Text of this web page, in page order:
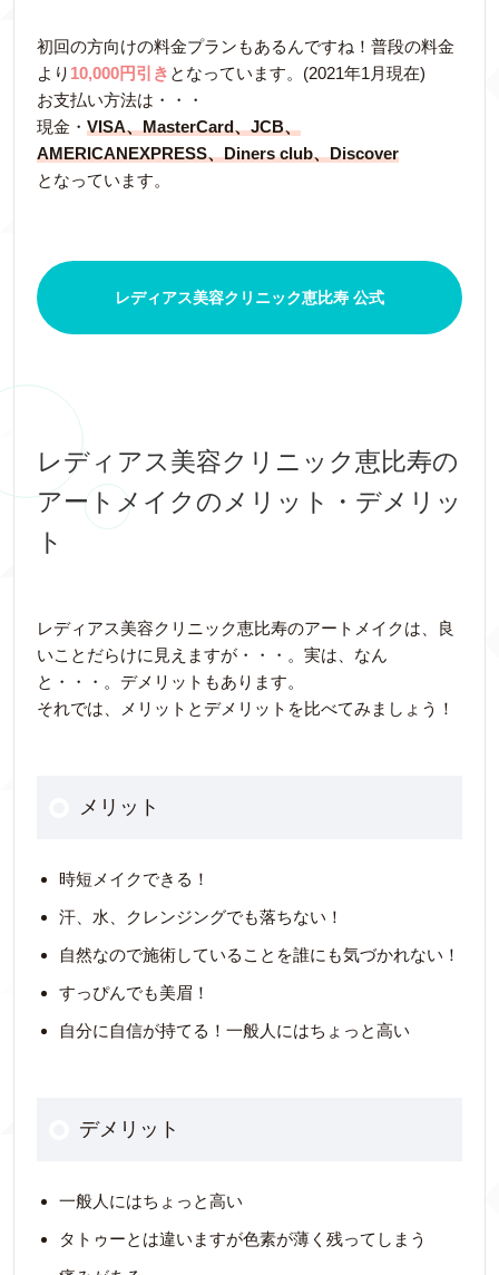
初回の方向けの料金プランもあるんですね！普段の料金
より 10,000円引き となっています。(2021年1月現在)
お支払い方法は・・・
現金・ VISA、MasterCard、JCB、
AMERICANEXPRESS、Diners club、Discover
となっています。
レディアス美容クリニック恵比寿 公式
レディアス美容クリニック恵比寿の
アートメイクのメリット・デメリッ
ト
レディアス美容クリニック恵比寿のアートメイクは、良
いことだらけに見えますが・・・。実は、なん
と・・・。デメリットもあります。
それでは、メリットとデメリットを比べてみましょう！
メリット
時短メイクできる！
汗、水、クレンジングでも落ちない！
自然なので施術していることを誰にも気づかれない！
すっぴんでも美眉！
自分に自信が持てる！一般人にはちょっと高い
デメリット
一般人にはちょっと高い
タトゥーとは違いますが色素が薄く残ってしまう